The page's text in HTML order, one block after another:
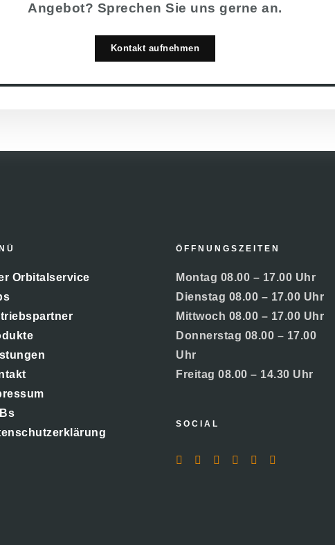
Angebot? Sprechen Sie uns gerne an.
Kontakt aufnehmen
Orbitalservice
ÖFFNUNGSZEITEN
Montag 08.00 – 17.00 Uhr
Dienstag 08.00 – 17.00 Uhr
Mittwoch 08.00 – 17.00 Uhr
Donnerstag 08.00 – 17.00
Uhr
Freitag 08.00 – 14.30 Uhr
SOCIAL